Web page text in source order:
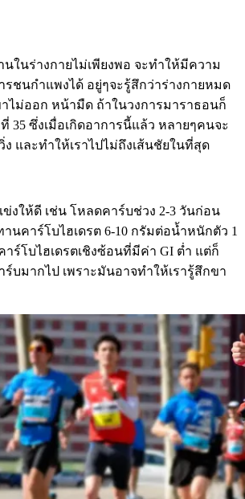
นในร่างกายไม่เพียงพอ จะทำให้มีความ
รชนกำแพงได้ อยู่ๆจะรู้สึกว่าร่างกายหมด
ไม่ออก หน้ามืด ถ้าในวงการมาราธอนก็
35 ซึ่งเมื่อเกิดอาการนี้แล้ว หลายๆคนจะ
และทำให้เราไปไม่ถึงเส้นชัยในที่สุด
ข่งให้ดี เช่น โหลดคาร์บช่วง 2-3 วันก่อน
นคาร์โบไฮเดรต 6-10 กรัมต่อน้ำหนักตัว 1
าร์โบไฮเดรตเชิงซ้อนที่มีค่า GI ต่ำ แต่ก็
บมากไป เพราะมันอาจทำให้เรารู้สึกขา